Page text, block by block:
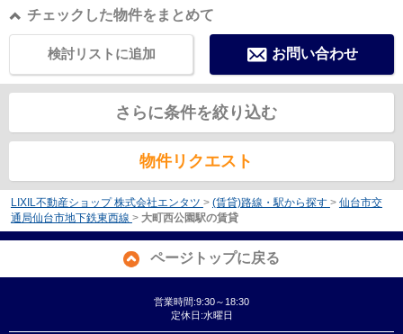
チェックした物件をまとめて
お問い合わせ
検討リストに追加
さらに条件を絞り込む
物件リクエスト
LIXIL不動産ショップ 株式会社エンタツ > (賃貸)路線・駅から探す > 仙台市交
通局仙台市地下鉄東西線 > 大町西公園駅の賃貸
ページトップに戻る
営業時間:9:30～18:30
定休日:水曜日